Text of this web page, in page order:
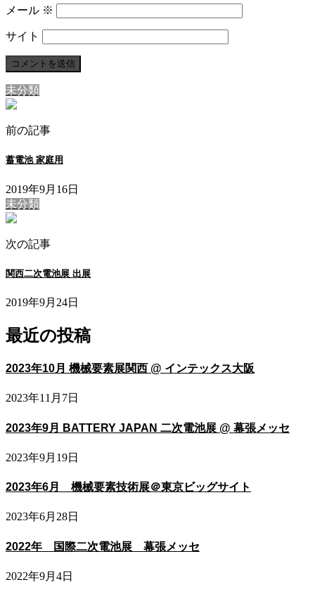
メール ※
サイト
未分類
前の記事
蓄電池 家庭用
2019年9月16日
未分類
次の記事
関西二次電池展 出展
2019年9月24日
最近の投稿
2023年10月 機械要素展関西 @ インテックス大阪
2023年11月7日
2023年9月 BATTERY JAPAN 二次電池展 @ 幕張メッセ
2023年9月19日
2023年6月 機械要素技術展＠東京ビッグサイト
2023年6月28日
2022年 国際二次電池展 幕張メッセ
2022年9月4日